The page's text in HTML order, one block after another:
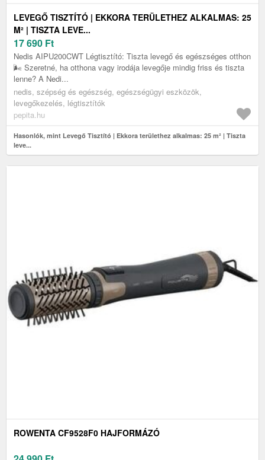
LEVEGŐ TISZTÍTÓ | EKKORA TERÜLETHEZ ALKALMAS: 25
M² | TISZTA LEVE...
17 690 Ft
Nedis AIPU200CWT Légtisztító: Tiszta levegő és egészséges otthon
🌬️ Szeretné, ha otthona vagy irodája levegője mindig friss és tiszta
lenne? A Nedi...
nedis, szépség és egészség, egészségügyi eszközök,
levegőkezelés, légtisztítók
pepita.hu
Hasonlók, mint Levegő Tisztító | Ekkora területhez alkalmas: 25 m² | Tiszta
leve...
ROWENTA CF9528F0 HAJFORMÁZÓ